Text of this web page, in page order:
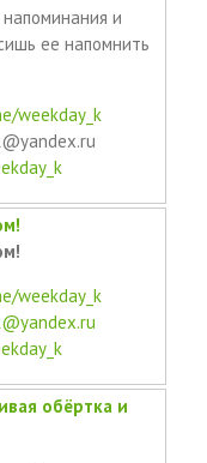
и
ее напомнить
weekday_k
weekday_k
обёртка и